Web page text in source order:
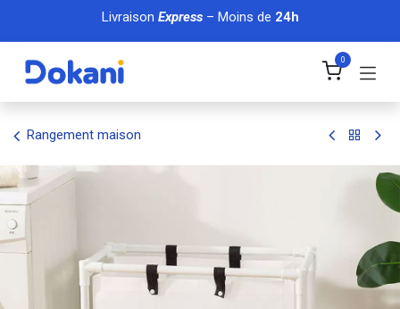
Se rendre au contenu
Livraison Express– Moins de 24h
0
Rangement maison